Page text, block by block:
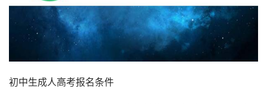
初中生成人高考报名条件